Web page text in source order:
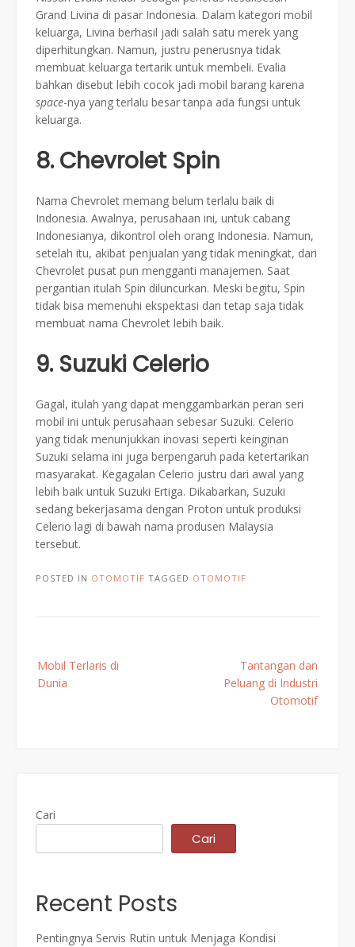
Grand Livina di pasar Indonesia. Dalam kategori mobil
keluarga, Livina berhasil jadi salah satu merek yang
diperhitungkan. Namun, justru penerusnya tidak
membuat keluarga tertarik untuk membeli. Evalia
bahkan disebut lebih cocok jadi mobil barang karena
space-nya yang terlalu besar tanpa ada fungsi untuk
keluarga.
8. Chevrolet Spin
Nama Chevrolet memang belum terlalu baik di
Indonesia. Awalnya, perusahaan ini, untuk cabang
Indonesianya, dikontrol oleh orang Indonesia. Namun,
setelah itu, akibat penjualan yang tidak meningkat, dari
Chevrolet pusat pun mengganti manajemen. Saat
pergantian itulah Spin diluncurkan. Meski begitu, Spin
tidak bisa memenuhi ekspektasi dan tetap saja tidak
membuat nama Chevrolet lebih baik.
9. Suzuki Celerio
Gagal, itulah yang dapat menggambarkan peran seri
mobil ini untuk perusahaan sebesar Suzuki. Celerio
yang tidak menunjukkan inovasi seperti keinginan
Suzuki selama ini juga berpengaruh pada ketertarikan
masyarakat. Kegagalan Celerio justru dari awal yang
lebih baik untuk Suzuki Ertiga. Dikabarkan, Suzuki
sedang bekerjasama dengan Proton untuk produksi
Celerio lagi di bawah nama produsen Malaysia
tersebut.
POSTED IN OTOMOTIF TAGGED OTOMOTIF
navigation
Mobil Terlaris di
Dunia
Tantangan dan
Peluang di Industri
Otomotif
Cari
Cari
Recent Posts
Pentingnya Servis Rutin untuk Menjaga Kondisi